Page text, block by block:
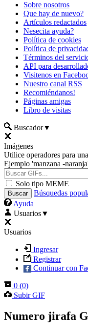
Sobre nosotros
Que hay de nuevo?
Artículos redactados
Nesecita ayuda?
Política de cookies
Política de
Términos del
API para
Visitenos en
Nuestro canal RSS
Recomiéndanos!
Páginas amigas
Libro de visitas
Buscador▼
Imágenes
Utilice operadores para
Ejemplo 'manzana -
Solo tipo MEME
Búsquedas
Ayuda
Usuarios▼
Usuarios
Ingresar
Registrar
Continuar con
0 (0)
Subir GIF
Numero jirafa